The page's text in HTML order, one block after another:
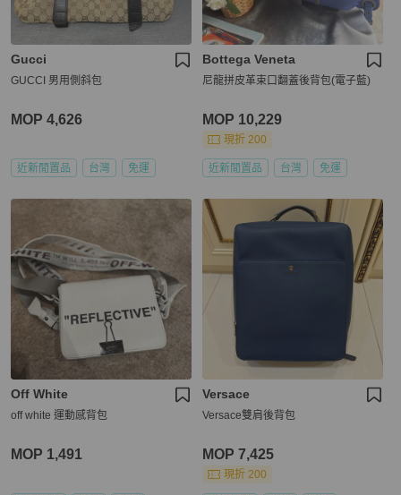
Gucci
GUCCI 男用側斜包
MOP 4,626
近新閒置品 台灣 免運
Bottega Veneta
尼龍拼皮革束口翻蓋後背包(電子藍)
MOP 10,229
現折 200
近新閒置品 台灣 免運
Off White
off white 運動感背包
MOP 1,491
Versace
Versace雙肩後背包
MOP 7,425
現折 200